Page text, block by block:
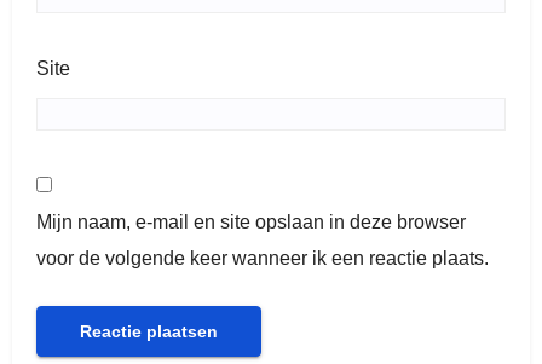
Site
Mijn naam, e-mail en site opslaan in deze browser
voor de volgende keer wanneer ik een reactie plaats.